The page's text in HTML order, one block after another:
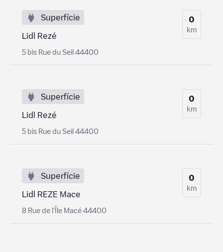
Superfície
Lidl Rezé
5 bis Rue du Seil 44400
0
km
Superfície
Lidl Rezé
5 bis Rue du Seil 44400
0
km
Superfície
Lidl REZE Mace
8 Rue de l'Île Macé 44400
0
km